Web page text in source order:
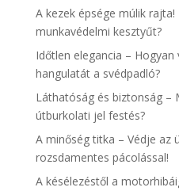
A kezek épsége múlik
munkavédelmi kesztyűt?
Időtlen elegancia –
hangulatát a svédpadló?
Láthatóság és biztonság –
útburkolati jel festés?
A minőség titka – Védje az
rozsdamentes pácolással!
A késélezéstől a